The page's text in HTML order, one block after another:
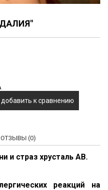
добавить к сравнению
ОТЗЫВЫ (0)
и страз хрусталь AB.
реакций на